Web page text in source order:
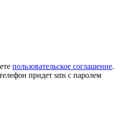
пользовательское соглашение.
придет sms с паролем